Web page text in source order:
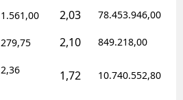
1.561,00 2,03 78.453.946,00
279,75 2,10 849.218,00
2,36 1,72 10.740.552,80